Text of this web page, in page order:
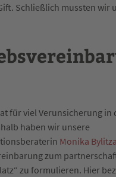
Schließlich mussten wir
für viel Verunsicherung in
haben wir unsere
Monika Bylitza
zum
zu formulieren. Hier